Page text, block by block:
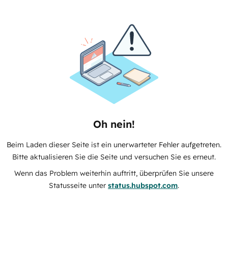
Oh nein!
Beim Laden dieser Seite ist ein unerwarteter Fehler aufgetreten.
Bitte aktualisieren Sie die Seite und versuchen Sie es erneut.
Wenn das Problem weiterhin auftritt, überprüfen Sie unsere
Statusseite unter status.hubspot.com.